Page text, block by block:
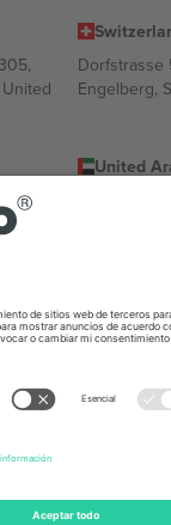
Dorfstrasse
Engelberg,
United
UAE Dubai
Building
de la
específica del